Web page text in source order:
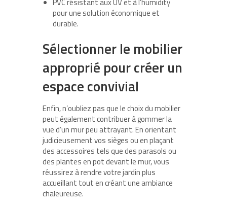
pour une solution économique et
durable.
Sélectionner le mobilier
approprié pour créer un
espace convivial
Enfin, n’oubliez pas que le choix du mobilier
peut également contribuer à gommer la
vue d’un mur peu attrayant. En orientant
judicieusement vos sièges ou en plaçant
des accessoires tels que des parasols ou
des plantes en pot devant le mur, vous
réussirez à rendre votre jardin plus
accueillant tout en créant une ambiance
chaleureuse.